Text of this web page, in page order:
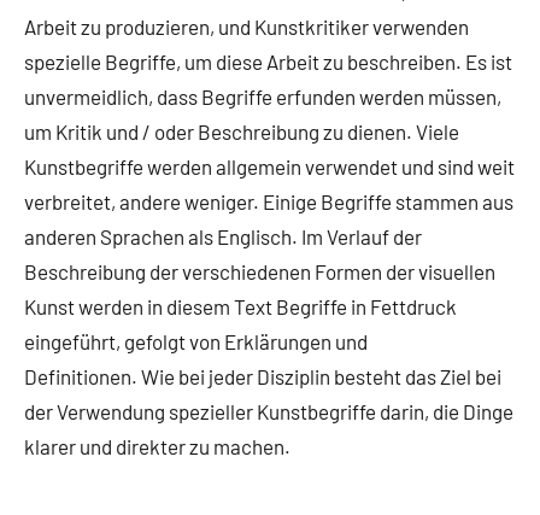
Arbeit zu produzieren, und Kunstkritiker verwenden
spezielle Begriffe, um diese Arbeit zu beschreiben. Es ist
unvermeidlich, dass Begriffe erfunden werden müssen,
um Kritik und / oder Beschreibung zu dienen. Viele
Kunstbegriffe werden allgemein verwendet und sind weit
verbreitet, andere weniger. Einige Begriffe stammen aus
anderen Sprachen als Englisch. Im Verlauf der
Beschreibung der verschiedenen Formen der visuellen
Kunst werden in diesem Text Begriffe in Fettdruck
eingeführt, gefolgt von Erklärungen und
Definitionen. Wie bei jeder Disziplin besteht das Ziel bei
der Verwendung spezieller Kunstbegriffe darin, die Dinge
klarer und direkter zu machen.